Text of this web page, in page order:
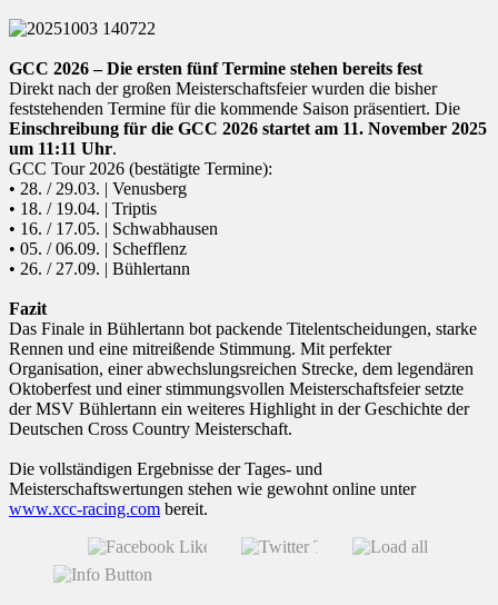
GCC 2026 – Die ersten fünf Termine stehen bereits fest
Direkt nach der großen Meisterschaftsfeier wurden die bisher
feststehenden Termine für die kommende Saison präsentiert. Die
Einschreibung für die GCC 2026 startet am 11. November 2025
um 11:11 Uhr.
GCC Tour 2026 (bestätigte Termine):
• 28. / 29.03. | Venusberg
• 18. / 19.04. | Triptis
• 16. / 17.05. | Schwabhausen
• 05. / 06.09. | Schefflenz
• 26. / 27.09. | Bühlertann
Fazit
Das Finale in Bühlertann bot packende Titelentscheidungen, starke
Rennen und eine mitreißende Stimmung. Mit perfekter
Organisation, einer abwechslungsreichen Strecke, dem legendären
Oktoberfest und einer stimmungsvollen Meisterschaftsfeier setzte
der MSV Bühlertann ein weiteres Highlight in der Geschichte der
Deutschen Cross Country Meisterschaft.
Die vollständigen Ergebnisse der Tages- und
Meisterschaftswertungen stehen wie gewohnt online unter
www.xcc-racing.com bereit.